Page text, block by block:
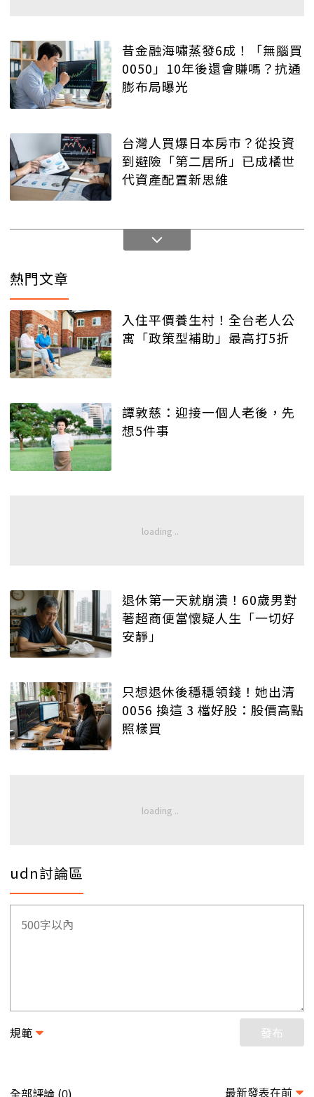
昔金融海嘯蒸發6成！「無腦買
0050」10年後還會賺嗎？抗通
膨布局曝光
台灣人買爆日本房市？從投資
到避險「第二居所」已成橘世
代資產配置新思維
熱門文章
入住平價養生村！全台老人公
寓「政策型補助」最高打5折
譚敦慈：迎接一個人老後，先
想5件事
退休第一天就崩潰！60歲男對
著超商便當懷疑人生「一切好
安靜」
只想退休後穩穩領錢！她出清
0056 換這 3 檔好股：股價高點
照樣買
udn討論區
規範 發布
全部評論 (0) 最新發表在前